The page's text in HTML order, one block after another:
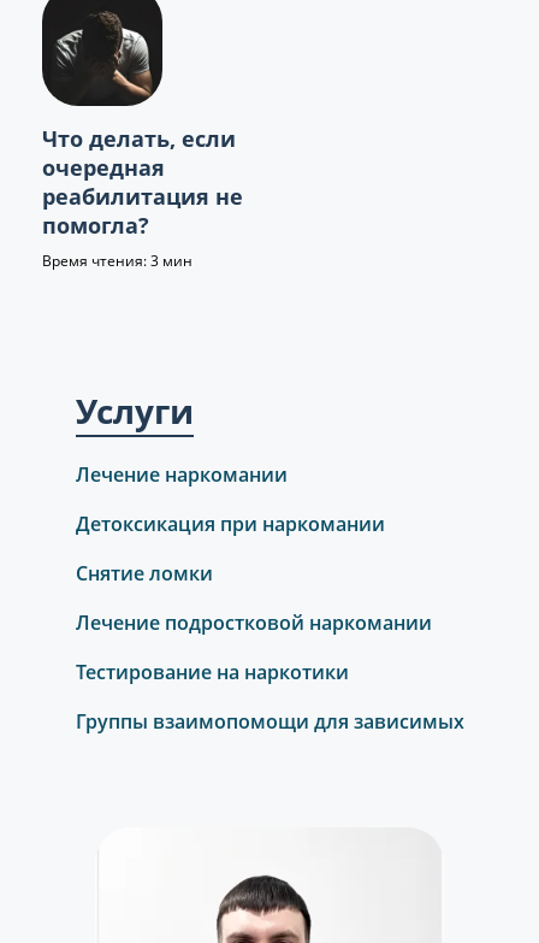
Что делать, если
очередная
реабилитация не
помогла?
Время чтения: 3 мин
Услуги
Лечение наркомании
Детоксикация при наркомании
Снятие ломки
Лечение подростковой наркомании
Тестирование на наркотики
Группы взаимопомощи для зависимых